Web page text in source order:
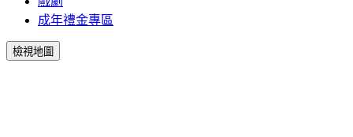
成年禮金專區
檢視地圖